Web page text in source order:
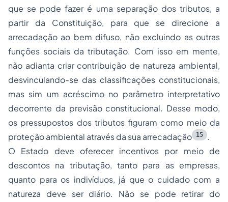
que se pode fazer é uma separação dos tributos, a
partir da Constituição, para que se direcione a
arrecadação ao bem difuso, não excluindo as outras
funções sociais da tributação. Com isso em mente,
não adianta criar contribuição de natureza ambiental,
desvinculando-se das classificações constitucionais,
mas sim um acréscimo no parâmetro interpretativo
decorrente da previsão constitucional. Desse modo,
os pressupostos dos tributos figuram como meio da
proteção ambiental através da sua arrecadação
15
.
O Estado deve oferecer incentivos por meio de
descontos na tributação, tanto para as empresas,
quanto para os indivíduos, já que o cuidado com a
natureza deve ser diário. Não se pode retirar do